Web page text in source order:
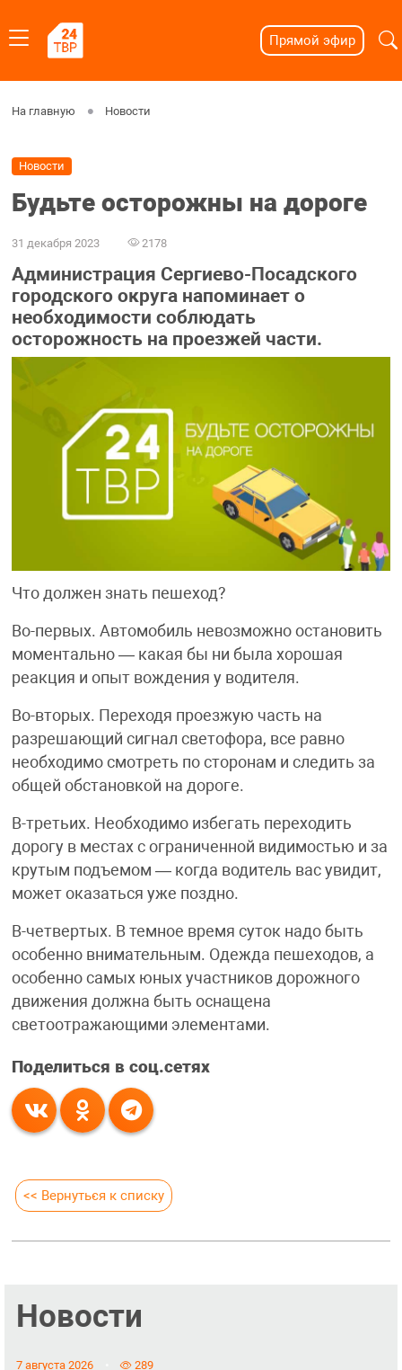
Прямой эфир
На главную Новости
Новости
Будьте осторожны на дороге
31 декабря 2023 2178
Администрация Сергиево-Посадского
городского округа напоминает о
необходимости соблюдать
осторожность на проезжей части.
Что должен знать пешеход?
Во-первых. Автомобиль невозможно остановить
моментально — какая бы ни была хорошая
реакция и опыт вождения у водителя.
Во-вторых. Переходя проезжую часть на
разрешающий сигнал светофора, все равно
необходимо смотреть по сторонам и следить за
общей обстановкой на дороге.
В-третьих. Необходимо избегать переходить
дорогу в местах с ограниченной видимостью и за
крутым подъемом — когда водитель вас увидит,
может оказаться уже поздно.
В-четвертых. В темное время суток надо быть
особенно внимательным. Одежда пешеходов, а
особенно самых юных участников дорожного
движения должна быть оснащена
светоотражающими элементами.
Поделиться в соц.сетях
<< Вернуться к списку
Новости
7 августа 2026 289